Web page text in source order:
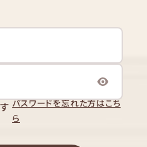
パスワードを忘れた方はこち
ら